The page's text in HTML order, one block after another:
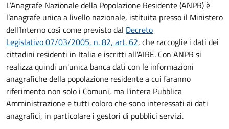
L’Anagrafe Nazionale della Popolazione Residente (ANPR) è
l’anagrafe unica a livello nazionale, istituita presso il Ministero
dell’Interno così come previsto dal Decreto
Legislativo 07/03/2005, n. 82, art. 62, che raccoglie i dati dei
cittadini residenti in Italia e iscritti all'AIRE. Con ANPR si
realizza quindi un'unica banca dati con le informazioni
anagrafiche della popolazione residente a cui faranno
riferimento non solo i Comuni, ma l'intera Pubblica
Amministrazione e tutti coloro che sono interessati ai dati
anagrafici, in particolare i gestori di pubblici servizi.